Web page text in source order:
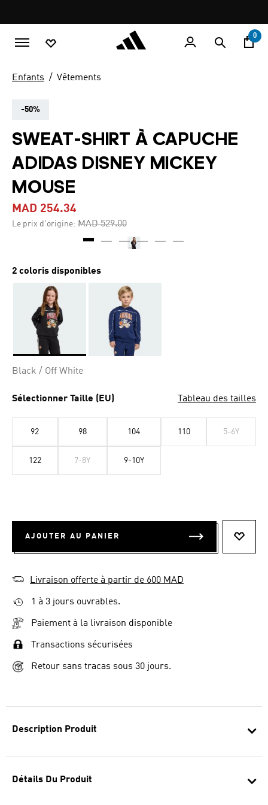
promotion
rotation
0
Description Produit
Détails Du Produit
Enfants Vêtements
-50%
SWEAT-SHIRT À CAPUCHE
ADIDAS DISNEY MICKEY
MOUSE
MAD 254.34
Le prix d'origine: Price reduced from
MAD 529.00to
2 coloris disponibles
Black / Off White
Sélectionner Taille (EU) Tableau des tailles
92 98 104 110 5-6Y
122 7-8Y 9-10Y
AJOUTER AU PANIER
Livraison offerte à partir de 600 MAD
1 à 3 jours ouvrables.
Paiement à la livraison disponible
Transactions sécurisées
Retour sans tracas sous 30 jours.